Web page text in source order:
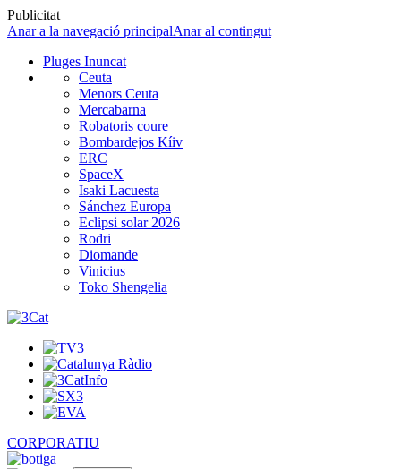
Publicitat
Anar a la navegació principalAnar al contingut
Pluges Inuncat
Ceuta
Menors Ceuta
Mercabarna
Robatoris coure
Bombardejos Kíiv
ERC
SpaceX
Isaki Lacuesta
Sánchez Europa
Eclipsi solar 2026
Rodri
Diomande
Vinicius
Toko Shengelia
CORPORATIU